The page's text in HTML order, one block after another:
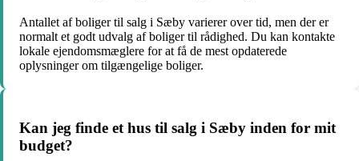
Antallet af boliger til salg i Sæby varierer over tid, men der er
normalt et godt udvalg af boliger til rådighed. Du kan kontakte
lokale ejendomsmæglere for at få de mest opdaterede
oplysninger om tilgængelige boliger.
Kan jeg finde et hus til salg i Sæby inden for mit
budget?